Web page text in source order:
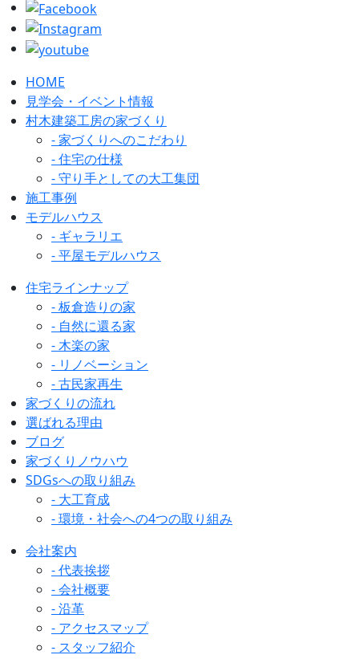
HOME
見学会・イベント情報
村木建築工房の家づくり
- 家づくりへのこだわり
- 住宅の仕様
- 守り手としての大工集団
施工事例
モデルハウス
- ギャラリエ
- 平屋モデルハウス
住宅ラインナップ
- 板倉造りの家
- 自然に還る家
- 木楽の家
- リノベーション
- 古民家再生
家づくりの流れ
選ばれる理由
ブログ
家づくりノウハウ
SDGsへの取り組み
- 大工育成
- 環境・社会への4つの取り組み
会社案内
- 代表挨拶
- 会社概要
- 沿革
- アクセスマップ
- スタッフ紹介